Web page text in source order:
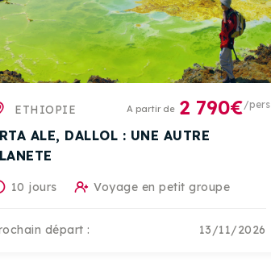
ETHIOPIE A partir de 2 790€/pers
ALE, DALLOL : UNE AUTRE
10 jours Voyage en petit groupe
départ : 13/11/2026